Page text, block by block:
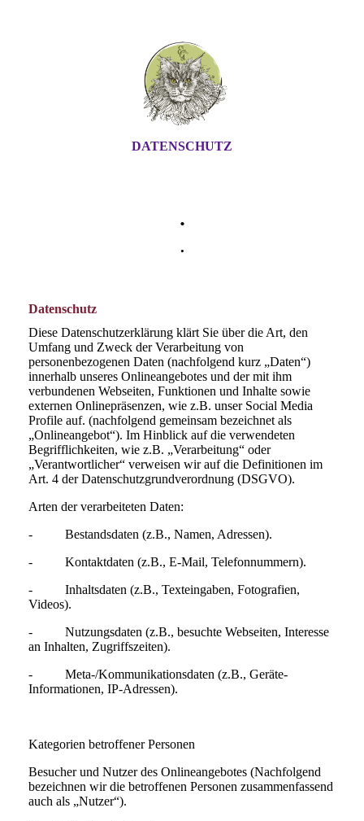
DATENSCHUTZ
.
.
Datenschutz
Diese Datenschutzerklärung klärt Sie über die Art, den
Umfang und Zweck der Verarbeitung von
personenbezogenen Daten (nachfolgend kurz „Daten“)
innerhalb unseres Onlineangebotes und der mit ihm
verbundenen Webseiten, Funktionen und Inhalte sowie
externen Onlinepräsenzen, wie z.B. unser Social Media
Profile auf. (nachfolgend gemeinsam bezeichnet als
„Onlineangebot“). Im Hinblick auf die verwendeten
Begrifflichkeiten, wie z.B. „Verarbeitung“ oder
„Verantwortlicher“ verweisen wir auf die Definitionen im
Art. 4 der Datenschutzgrundverordnung (DSGVO).
Arten der verarbeiteten Daten:
- Bestandsdaten (z.B., Namen, Adressen).
- Kontaktdaten (z.B., E-Mail, Telefonnummern).
- Inhaltsdaten (z.B., Texteingaben, Fotografien,
Videos).
- Nutzungsdaten (z.B., besuchte Webseiten, Interesse
an Inhalten, Zugriffszeiten).
- Meta-/Kommunikationsdaten (z.B., Geräte-
Informationen, IP-Adressen).
Kategorien betroffener Personen
Besucher und Nutzer des Onlineangebotes (Nachfolgend
bezeichnen wir die betroffenen Personen zusammenfassend
auch als „Nutzer“).